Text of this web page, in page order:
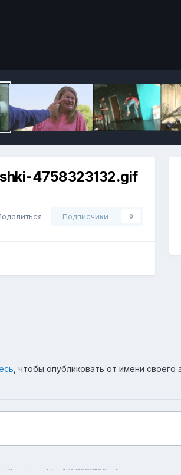
4758323132.gif
Подписчики 0
, чтобы опубликовать от имени своего
animashki-4758323132.gif